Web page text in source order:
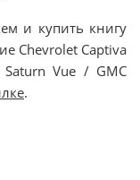
и купить книгу
Chevrolet Captiva
Vue / GMC
.